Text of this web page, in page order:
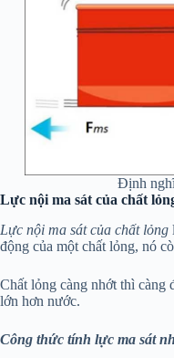
Định
Lực nội ma sát của chất
Lực nội ma sát của chất lỏng
động của một chất lỏng, nó
Chất lỏng càng nhớt thì càng
lớn hơn nước.
Công thức tính lực ma sát